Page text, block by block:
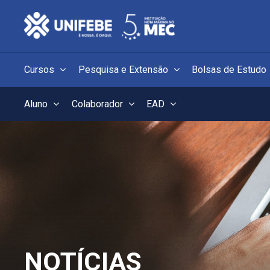
Cursos Pesquisa e Extensão Bolsas de Estudo
Aluno Colaborador EAD
NOTÍCIAS